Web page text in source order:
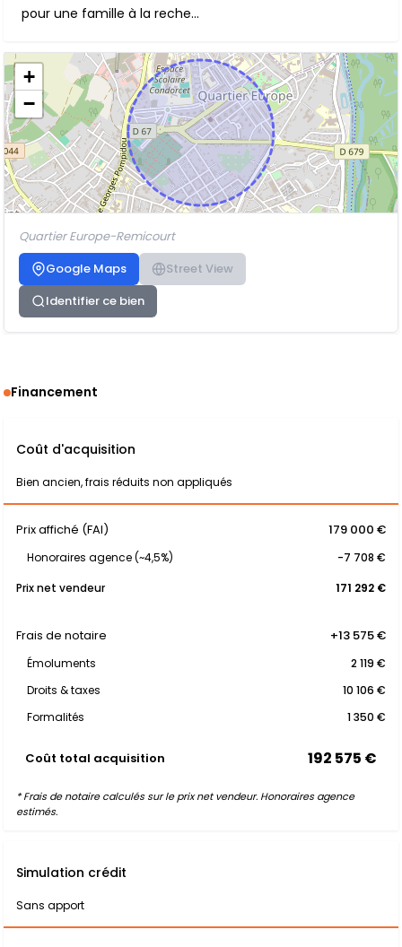
pour une famille à la reche...
+
−
Quartier Europe-Remicourt
Google Maps
Street View
Identifier ce bien
Financement
Coût d'acquisition
Bien ancien, frais réduits non appliqués
Prix affiché (FAI) 179 000 €
Honoraires agence (~4,5%)
-7 708 €
Prix net vendeur
171 292 €
Frais de notaire +13 575 €
Émoluments
2 119 €
Droits & taxes
10 106 €
Formalités
1 350 €
Coût total acquisition 192 575 €
* Frais de notaire calculés sur le prix net vendeur. Honoraires agence
estimés.
Simulation crédit
Sans apport